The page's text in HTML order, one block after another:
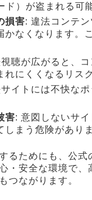
ド）が盗まれる可
損害: 違法コンテ
かなくなります。
聴が広がると、
れにくくなるリス
イトには不快な
害: 意図しないサ
しまう危険がありま
るためにも、公
・安全な環境で
つながります。